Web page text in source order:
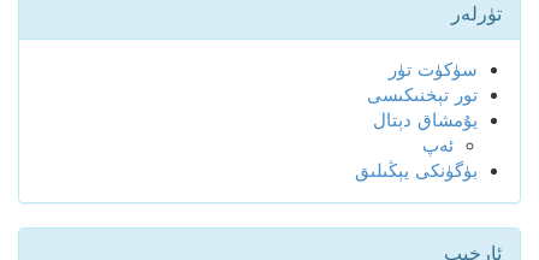
تۈرلەر
سۈكۈت تۈر
تور تېخنىكىسى
يۇمشاق دېتال
ئەپ
بۈگۈنكى يېڭىلىق
ئارخىپ